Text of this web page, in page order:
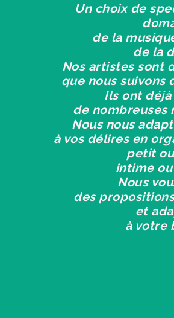
Un choix de
de la
de la
Nos artistes sont
que nous suivons
Ils ont
de nombreuses
Nous nous
à vos délires en
petit
intime
Nous
des
et
à votre